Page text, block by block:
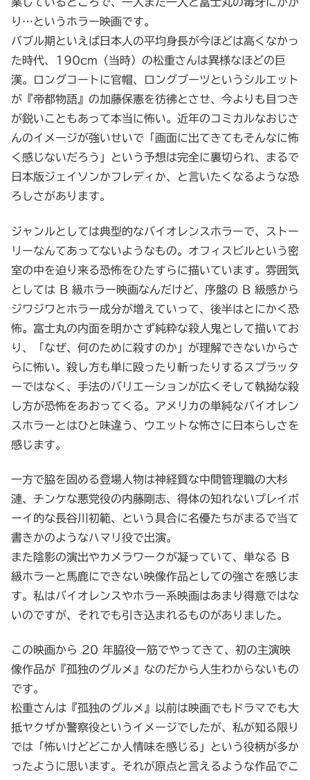
業しているところで、一人また一人と富士丸の毒牙にかか
り…というホラー映画です。
バブル期といえば日本人の平均身長が今ほどは高くなかっ
た時代、190cm（当時）の松重さんは異様なほどの巨
漢。ロングコートに官帽、ロングブーツというシルエット
が『帝都物語』の加藤保憲を彷彿とさせ、今よりも目つき
が鋭いこともあって本当に怖い。近年のコミカルなおじさ
んのイメージが強いせいで「画面に出てきてもそんなに怖
く感じないだろう」という予想は完全に裏切られ、まるで
日本版ジェイソンかフレディか、と言いたくなるような恐
ろしさがあります。
ジャンルとしては典型的なバイオレンスホラーで、ストー
リーなんてあってないようなもの。オフィスビルという密
室の中を迫り来る恐怖をひたすらに描いています。雰囲気
としては B 級ホラー映画なんだけど、序盤の B 級感から
ジワジワとホラー成分が増えていって、後半はとにかく恐
怖。富士丸の内面を明かさず純粋な殺人鬼として描いてお
り、「なぜ、何のために殺すのか」が理解できないからさ
らに怖い。殺し方も単に殴ったり斬ったりするスプラッタ
ーではなく、手法のバリエーションが広くそして執拗な殺
し方が恐怖をあおってくる。アメリカの単純なバイオレン
スホラーとはひと味違う、ウエットな怖さに日本らしさを
感じます。
一方で脇を固める登場人物は神経質な中間管理職の大杉
漣、チンケな悪党役の内藤剛志、得体の知れないプレイボ
ーイ的な長谷川初範、という具合に名優たちがまるで当て
書きかのようなハマリ役で出演。
また陰影の演出やカメラワークが凝っていて、単なる B
級ホラーと馬鹿にできない映像作品としての強さを感じま
す。私はバイオレンスやホラー系映画はあまり得意ではな
いのですが、それでも引き込まれるものがありました。
この映画から 20 年脇役一筋でやってきて、初の主演映
像作品が『孤独のグルメ』なのだから人生わからないもの
です。
松重さんは『孤独のグルメ』以前は映画でもドラマでも大
抵ヤクザか警察役というイメージでしたが、私が知る限り
では「怖いけどどこか人情味を感じる」という役柄が多か
ったように思います。それが原点と言えるような作品でこ